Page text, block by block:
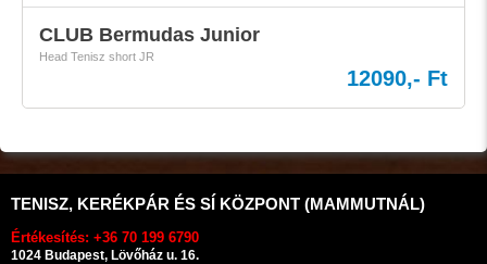
CLUB Bermudas Junior
Head Tenisz short JR
12090,- Ft
TENISZ, KERÉKPÁR ÉS SÍ KÖZPONT (MAMMUTNÁL)
Értékesítés: +36 70 199 6790
1024 Budapest, Lövőház u. 16.